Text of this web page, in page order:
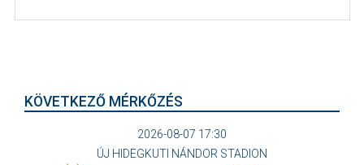
KÖVETKEZŐ MÉRKŐZÉS
2026-08-07 17:30
ÚJ HIDEGKUTI NÁNDOR STADION